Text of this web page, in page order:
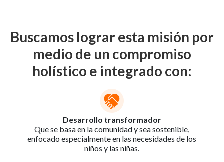
Buscamos lograr esta misión por
medio de un compromiso
holístico e integrado con:
Desarrollo transformador
Que se basa en la comunidad y sea sostenible,
enfocado especialmente en las necesidades de los
niños y las niñas.